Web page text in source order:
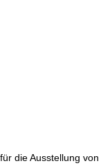
die Ausstellung